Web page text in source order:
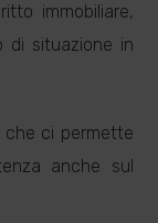
immobiliare,
di situazione in
che ci permette
anche sul